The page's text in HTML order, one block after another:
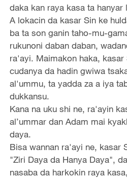
daka kan raya kasa ta hanyar
A lokacin da kasar Sin ke
ba ta son ganin taho-mu-
rukunoni daban daban,
ra'ayi. Maimakon haka, kasar
cudanya da hadin gwiwa
al'ummu, ta yadda za a iya
dukkansu.
Kana na uku shi ne, ra'ayin
al’ummar dan Adam mai
daya.
Bisa wannan ra'ayi ne, kasar
"Ziri Daya da Hanya Daya",
nasaba da harkokin raya